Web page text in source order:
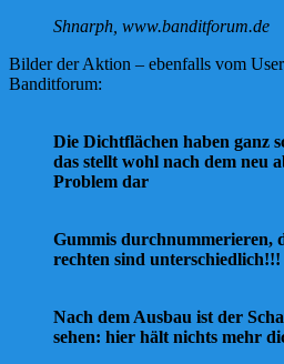
Shnarph, www.banditforum.de
Bilder der Aktion – ebenfalls vom
Banditforum:
Die Dichtflächen haben ganz
das stellt wohl nach dem neu
Problem dar
Gummis durchnummerieren,
rechten sind unterschiedlich!!!
Nach dem Ausbau ist der
sehen: hier hält nichts mehr